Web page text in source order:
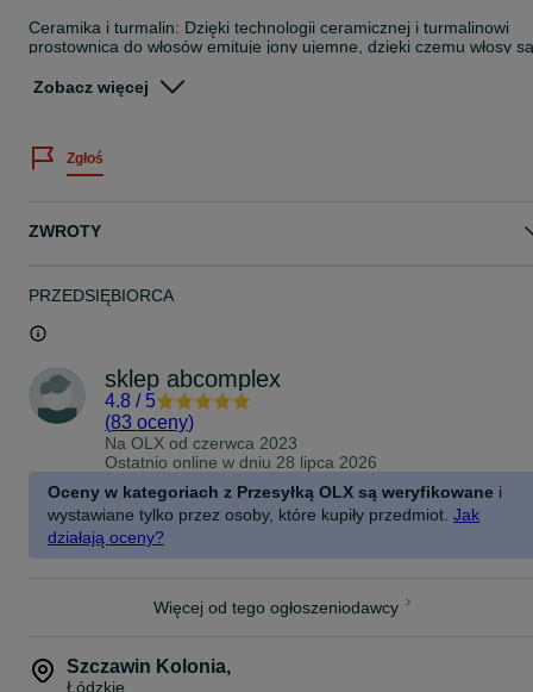
Ceramika i turmalin: Dzięki technologii ceramicznej i turmalinowi
prostownica do włosów emituje jony ujemne, dzięki czemu włosy są
rozdwojonych końcówek. Prostownica płynnie przesuwa się po
do 230 stopni Celcjusza. Pozostaw włosy wypolerowane i zdrowe,
wybierając najlepszą temperaturę dla Twojego rodzaju włosów.
momencie. Automatycznie wyłącza się po 60 minutach, aby
Zobacz więcej
Zgłoś
ZWROTY
PRZEDSIĘBIORCA
sklep abcomplex
4.8 / 5
(83 oceny)
Na OLX od czerwca 2023
Ostatnio online w dniu 28 lipca 2026
Oceny w kategoriach z Przesyłką OLX są weryfikowane i
wystawiane tylko przez osoby, które kupiły przedmiot. Jak
działają oceny?
Więcej od tego ogłoszeniodawcy
Szczawin Kolonia,
Łódzkie